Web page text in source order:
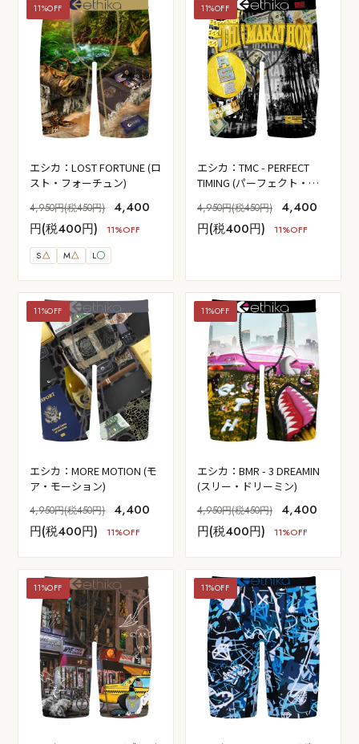
11%OFF
エシカ：LOST FORTUNE (ロ
スト・フォーチュン)
4,950円(税450円)
4,400
円(税400円)
11%OFF
S△ M△ L〇
11%OFF
エシカ：TMC - PERFECT
TIMING (パーフェクト・タ
4,950円(税450円)
4,400
円(税400円)
11%OFF
11%OFF
エシカ：MORE MOTION (モ
ア・モーション)
4,950円(税450円)
4,400
円(税400円)
11%OFF
11%OFF
エシカ：BMR - 3 DREAMIN
(スリー・ドリーミン)
4,950円(税450円)
4,400
円(税400円)
11%OFF
11%OFF 11%OFF